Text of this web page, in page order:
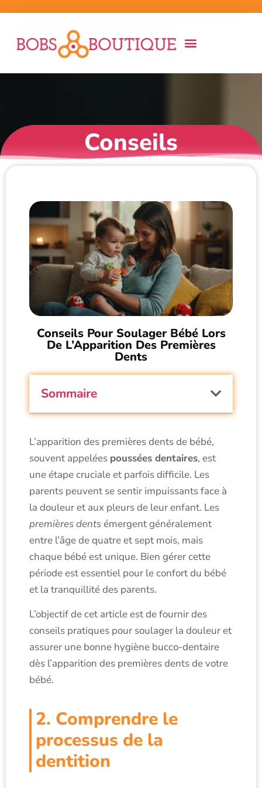
Conseils
Conseils Pour Soulager Bébé Lors
De L’Apparition Des Premières
Dents
Sommaire
L’apparition des premières dents de bébé,
souvent appelées poussées dentaires, est
une étape cruciale et parfois difficile. Les
parents peuvent se sentir impuissants face à
la douleur et aux pleurs de leur enfant. Les
premières dentsémergent généralement
entre l’âge de quatre et sept mois, mais
chaque bébé est unique. Bien gérer cette
période est essentiel pour le confort du bébé
et la tranquillité des parents.
L’objectif de cet article est de fournir des
conseils pratiques pour soulager la douleur et
assurer une bonne hygiène bucco-dentaire
dès l’apparition des premières dents de votre
bébé.
2. Comprendre le
processus de la
dentition